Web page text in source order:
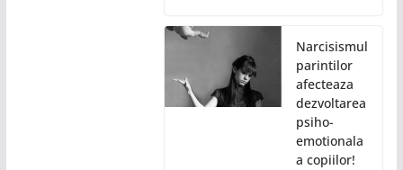
Narcisismul
parintilor
afecteaza
dezvoltarea
psiho-
emotionala
a copiilor!